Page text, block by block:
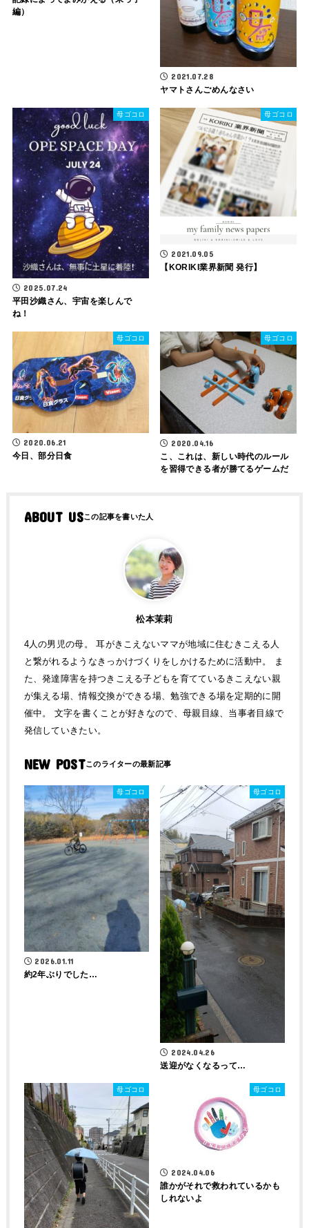
編）
2021.07.28
ヤマトさんごめんなさい
母ゴコロ
2025.07.24
平田沙織さん、宇宙を楽しんで
ね！
母ゴコロ
2021.09.05
【KORIKI業界新聞 発行】
母ゴコロ
2020.06.21
今日、部分日食
母ゴコロ
2020.04.16
こ、これは、新しい時代のルール
を習得できる者が勝てるゲームだ
ABOUT US
松本茉莉
4人の男児の母。 耳がきこえないママが地域に住むきこえる人
と繋がれるようなきっかけづくりをしかけるために活動中。 ま
た、発達障害を持つきこえる子どもを育てているきこえない親
が集える場、情報交換ができる場、勉強できる場を定期的に開
催中。 文字を書くことが好きなので、母親目線、当事者目線で
発信していきたい。
NEW POST
母ゴコロ
2026.01.11
約2年ぶりでした…
母ゴコロ
2024.04.26
送迎がなくなるって…
母ゴコロ 母ゴコロ
2024.04.06
誰かがそれで救われているかも
しれないよ